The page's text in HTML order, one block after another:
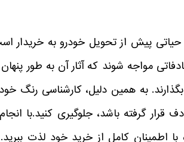
پیش از تحویل خودرو به خریدار
مواجه شوند که آثار آن به طور
به همین دلیل، کارشناسی رنگ
گرفته باشد، جلوگیری کنید.با
اطمینان کامل از خرید خود لذت